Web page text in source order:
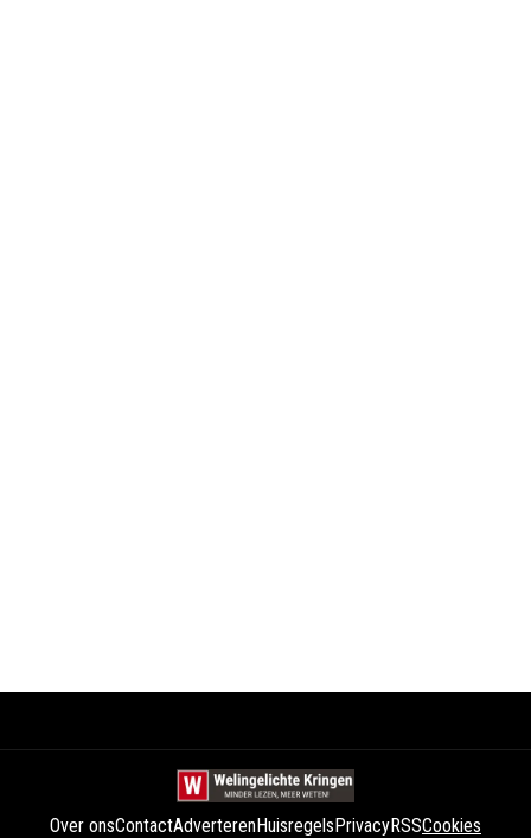
Over onsContactAdverterenHuisregelsPrivacyRSSCookies